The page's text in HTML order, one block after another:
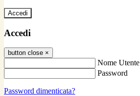
Accedi
Accedi
button close ×
Nome Utente
Password
Password dimenticata?